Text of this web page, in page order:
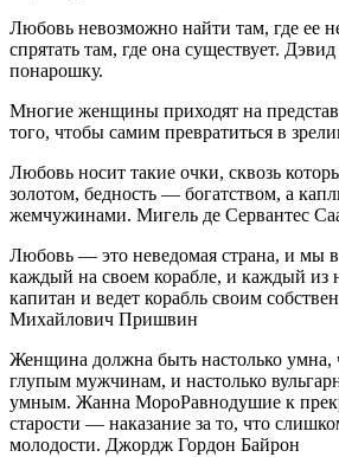
Любовь невозможно найти там, где ее
спрятать там, где она существует.
понарошку.
Многие женщины приходят на
того, чтобы самим превратиться в
Любовь носит такие очки, сквозь
золотом, бедность — богатством, а
жемчужинами. Мигель де Сервантес
Любовь — это неведомая страна, и мы
каждый на своем корабле, и каждый из
капитан и ведет корабль своим
Михайлович Пришвин
Женщина должна быть настолько умна,
глупым мужчинам, и настолько
умным. Жанна МороРавнодушие к
старости — наказание за то, что
молодости. Джордж Гордон Байрон